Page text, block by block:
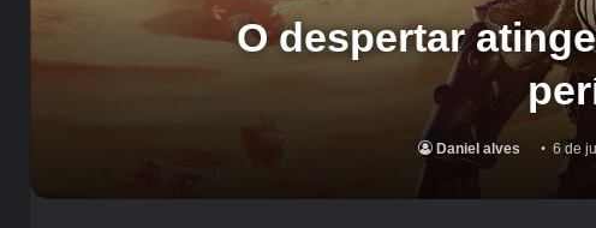
O despertar
Daniel alves 6 de